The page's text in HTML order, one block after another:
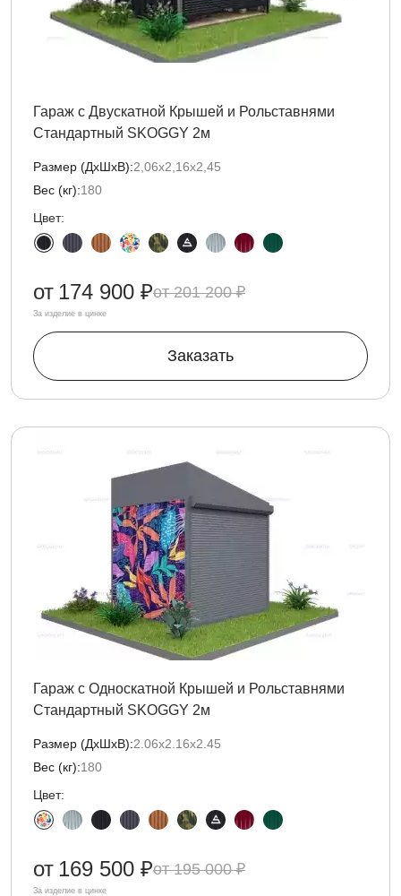
Гараж с Двускатной Крышей и Рольставнями
Стандартный SKOGGY 2м
Размер (ДxШxВ):2,06х2,16х2,45
Вес (кг):180
Цвет:
201 200 ₽
от 174 900 ₽
За изделие в цинке
Заказать
Гараж с Односкатной Крышей и Рольставнями
Стандартный SKOGGY 2м
Размер (ДxШxВ):2.06х2.16х2.45
Вес (кг):180
Цвет:
195 000 ₽
от 169 500 ₽
За изделие в цинке